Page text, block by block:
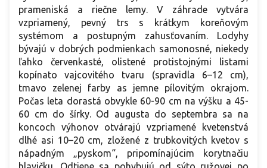
prameniská a riečne lemy. V záhrade vytvára
vzpriamený, pevný trs s krátkym koreňovým
systémom a postupným zahusťovaním. Lodyhy
bývajú v dobrých podmienkach samonosné, niekedy
ľahko červenkasté, olistené protistojnými listami
kopínato vajcovitého tvaru (spravidla 6–12 cm),
tmavo zelenej farby as jemne pílovitým okrajom.
Počas leta dorastá obvykle 60-90 cm na výšku a 45-
60 cm do šírky. Od augusta do septembra sa na
koncoch výhonov otvárajú vzpriamené kvetenstvá
dlhé asi 10–20 cm, zložené z trubkovitých kvetov s
nápadným „pyskom“, pripomínajúcim korytnačiu